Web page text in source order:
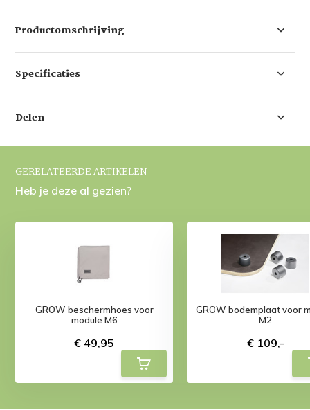
Productomschrijving
Specificaties
Delen
GERELATEERDE ARTIKELEN
Heb je deze al gezien?
GROW beschermhoes voor
module M6
€ 49,95
GROW bodemplaat voor
M2
€ 109,-